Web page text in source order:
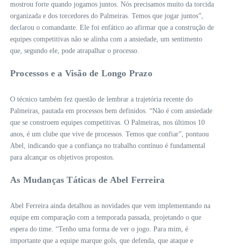
mostrou forte quando jogamos juntos. Nós precisamos muito da torcida
organizada e dos torcedores do Palmeiras. Temos que jogar juntos”,
declarou o comandante. Ele foi enfático ao afirmar que a construção de
equipes competitivas não se alinha com a ansiedade, um sentimento
que, segundo ele, pode atrapalhar o processo.
Processos e a Visão de Longo Prazo
O técnico também fez questão de lembrar a trajetória recente do
Palmeiras, pautada em processos bem definidos. “Não é com ansiedade
que se constroem equipes competitivas. O Palmeiras, nos últimos 10
anos, é um clube que vive de processos. Temos que confiar”, pontuou
Abel, indicando que a confiança no trabalho contínuo é fundamental
para alcançar os objetivos propostos.
As Mudanças Táticas de Abel Ferreira
Abel Ferreira ainda detalhou as novidades que vem implementando na
equipe em comparação com a temporada passada, projetando o que
espera do time. “Tenho uma forma de ver o jogo. Para mim, é
importante que a equipe marque gols, que defenda, que ataque e